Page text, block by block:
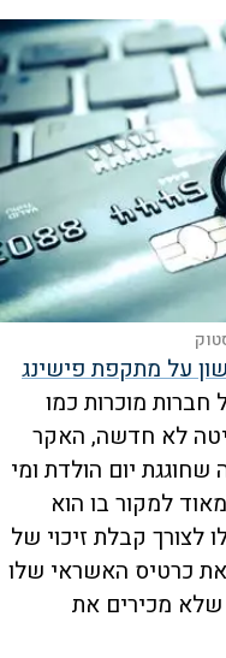
על מתקפת פישינג
מוכרות כמו
לא חדשה, האקר
יום הולדת ומי
למקור בו הוא
לצורך קבלת זיכוי של
כרטיס האשראי שלו
מכירים את